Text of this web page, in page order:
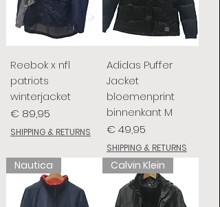
Reebok x nfl
patriots
winterjacket
Prijs
€ 89,95
SHIPPING & RETURNS
Adidas Puffer
Jacket
bloemenprint
binnenkant M
Prijs
€ 49,95
SHIPPING & RETURNS
Nautica Calvin Klein